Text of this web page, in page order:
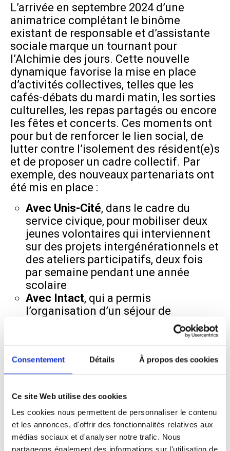
Consentement Détails À propos des cookies
Ce site Web utilise des cookies
Les cookies nous permettent de personnaliser le contenu
et les annonces, d'offrir des fonctionnalités relatives aux
médias sociaux et d'analyser notre trafic. Nous
partageons également des informations sur l'utilisation de
L’arrivée en septembre 2024 d’une
animatrice complétant le binôme
existant de responsable et d’assistante
sociale marque un tournant pour
l’Alchimie des jours. Cette nouvelle
dynamique favorise la mise en place
d’activités collectives, telles que les
cafés-débats du mardi matin, les sorties
culturelles, les repas partagés ou encore
les fêtes et concerts. Ces moments ont
pour but de renforcer le lien social, de
lutter contre l’isolement des résident(e)s
et de proposer un cadre collectif. Par
exemple, des nouveaux partenariats ont
été mis en place :
Avec Unis-Cité, dans le cadre du
service civique, pour mobiliser deux
jeunes volontaires qui interviennent
sur des projets intergénérationnels et
des ateliers participatifs, deux fois
par semaine pendant une année
scolaire
Avec Intact, qui a permis
l’organisation d’un séjour de
vacances à Vertou en octobre,
favorisant la découverte d’un
pour les résident(e)s.
oeuvre du modèle d’«être chez soi», tel
que décrit par Yann Benoist (2022), qui
souligne l’importance de l’équilibre entre
autonomie privative et appartenance
communautaire.